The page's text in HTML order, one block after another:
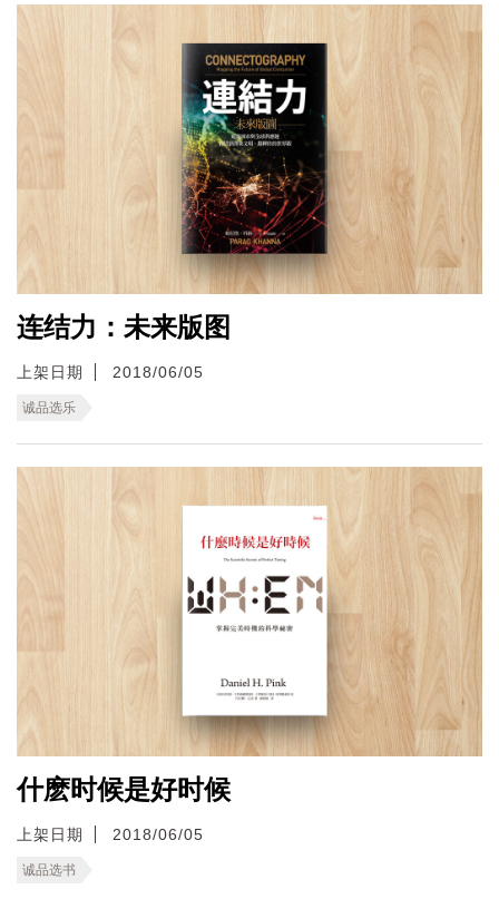
连结力：未来版图
上架日期 2018/06/05
诚品选乐
什麽时候是好时候
上架日期 2018/06/05
诚品选书